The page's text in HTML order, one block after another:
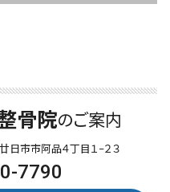
骨院のご案内
日市市阿品４丁目１−２３
7790